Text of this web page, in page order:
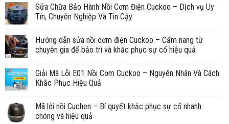
Sửa Chữa Bảo Hành Nồi Cơm Điện Cuckoo – Dịch vụ Uy
Tín, Chuyên Nghiệp Và Tin Cậy
Hướng dẫn sửa nồi cơm điện Cuckoo – Cẩm nang từ
chuyên gia để bảo trì và khắc phục sự cố hiệu quả
Giải Mã Lỗi E01 Nồi Cơm Cuckoo – Nguyên Nhân Và Cách
Khắc Phục Hiệu Quả
Mã lỗi nồi Cuchen – Bí quyết khắc phục sự cố nhanh
chóng và hiệu quả